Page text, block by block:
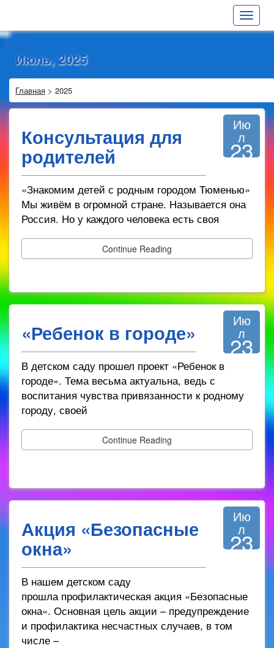
Toggle
Июль, 2025
Главная > 2025
Консультация для
родителей
Ию
л
23
«Знакомим детей с родным городом Тюменью»
Мы живём в огромной стране. Называется она
Россия. Но у каждого человека есть своя
Continue Reading
«Ребенок в городе» Ию
л
23
В детском саду прошел проект «Ребенок в
городе». Тема весьма актуальна, ведь с
воспитания чувства привязанности к родному
городу, своей
Continue Reading
Акция «Безопасные
окна»
Ию
л
23
В нашем детском саду
прошла профилактическая акция «Безопасные
окна«. Основная цель акции – предупреждение
и профилактика несчастных случаев, в том
числе –